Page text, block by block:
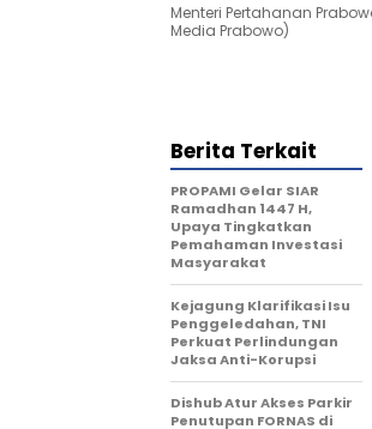
Menteri Pertahanan
Media Prabowo)
Berita Terkait
PROPAMI Gelar SIAR
Ramadhan 1447 H,
Upaya Tingkatkan
Pemahaman Investasi
Masyarakat
Kejagung Klarifikasi Isu
Penggeledahan, TNI
Perkuat Perlindungan
Jaksa Anti-Korupsi
Dishub Atur Akses Parkir
Penutupan FORNAS di